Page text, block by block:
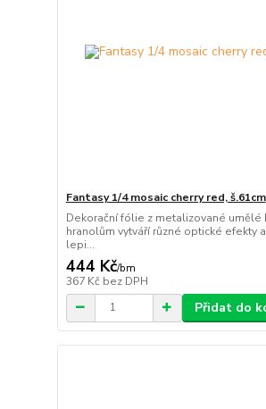
Fantasy 1/4 mosaic cherry red, š.61cm
Dekorační fólie z metalizované umělé
hranolům vytváří různé optické efekty
lepi...
444 Kč/bm
367 Kč bez DPH
Přidat do